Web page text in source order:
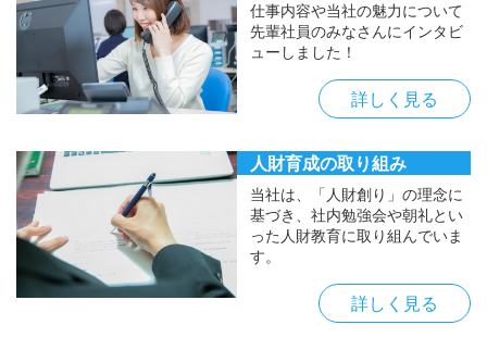
仕事内容や当社の魅力について
先輩社員のみなさんにインタビ
ューしました！
詳しく見る
人財育成の取り組み
当社は、「人財創り」の理念に
基づき、社内勉強会や朝礼とい
った人財教育に取り組んでいま
す。
詳しく見る